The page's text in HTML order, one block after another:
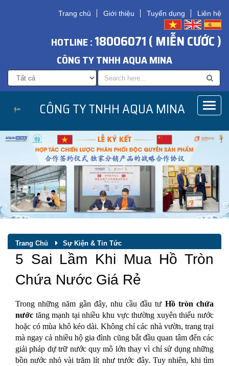
Trang chủ Giới thiệu Tuyển dụng Liên hệ
HOTLINE :18006071 ( MIỄN CƯỚC )
CÔNG TY TNHH AQUA MINA
CÔNG TY TNHH AQUA MINA
Trang Chủ Sự Kiện & Tin Tức
5 Sai Lầm Khi Mua Hồ Tròn
Chứa Nước Giá Rẻ
Trong những năm gần đây, nhu cầu đầu tư Hồ tròn chứa
nước tăng mạnh tại nhiều khu vực thường xuyên thiếu nước
hoặc có mùa khô kéo dài. Không chỉ các nhà vườn, trang trại
mà ngay cả nhiều hộ gia đình cũng bắt đầu quan tâm đến các
giải pháp dự trữ nước quy mô lớn thay vì chỉ sử dụng những
bồn nước nhỏ vài trăm lít như trước đây. Tuy nhiên, khi tìm